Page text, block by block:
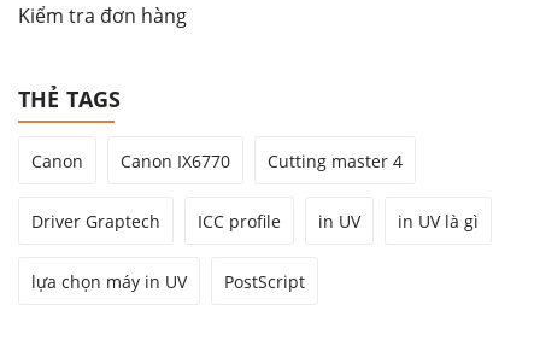
Kiểm tra đơn hàng
THẺ TAGS
Canon Canon IX6770 Cutting master 4
Driver Graptech ICC profile in UV in UV là gì
lựa chọn máy in UV PostScript